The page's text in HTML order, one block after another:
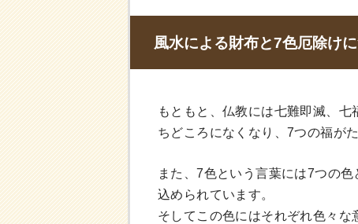
風水による財布と7色厄除け
もともと、仏教には七難即滅、
ちどころになくなり、7つの福が
また、7色という言葉には7つの
込められています。
そしてこの色にはそれぞれ色々な